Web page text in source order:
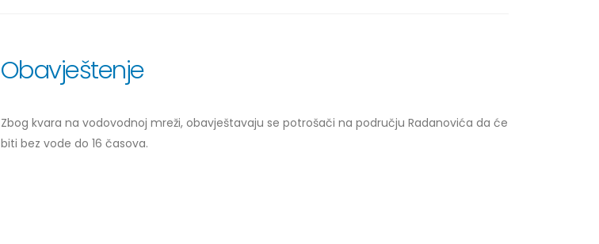
Obavještenje
Zbog kvara na vodovodnoj mreži, obavještavaju se potrošači na području Radanovića da će
biti bez vode do 16 časova.